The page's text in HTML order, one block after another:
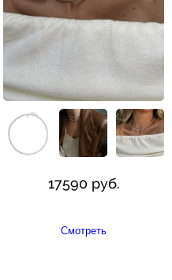
17590 руб.
Смотреть